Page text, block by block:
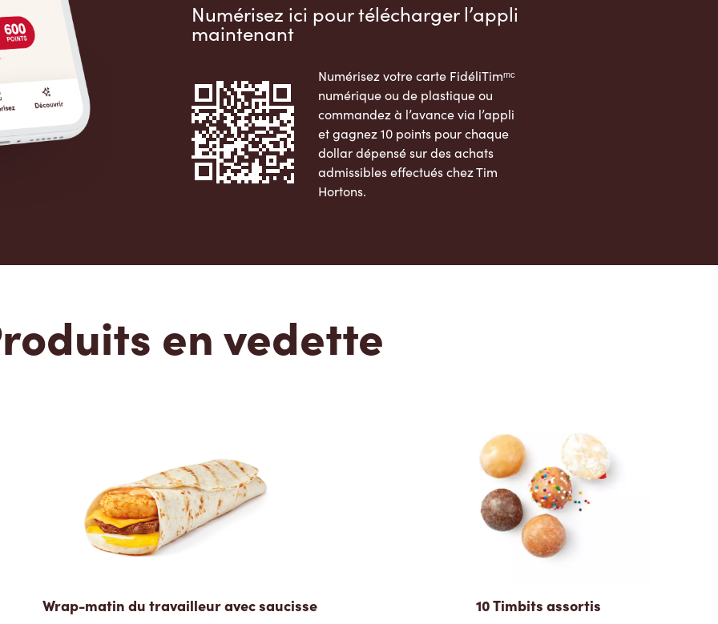
Numérisez ici pour télécharger l’appli
maintenant
Numérisez votre carte FidéliTimᵐᶜ
numérique ou de plastique ou
commandez à l’avance via l’appli
et gagnez 10 points pour chaque
dollar dépensé sur des achats
admissibles effectués chez Tim
Hortons.
en vedette
Wrap-matin du travailleur avec saucisse 10 Timbits assortis